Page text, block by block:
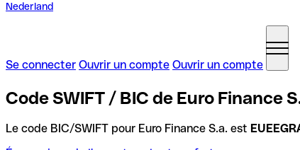
Nederland
Se connecter Ouvrir un compte Ouvrir un compte
Code SWIFT / BIC de Euro Finance
Le code BIC/SWIFT pour Euro Finance S.a. est